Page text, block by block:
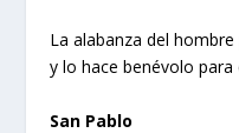
La alabanza del
y lo hace benévolo para
San Pablo